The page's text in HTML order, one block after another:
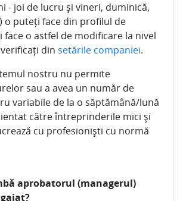
- joi de lucru și vineri, duminică,
o puteți face din profilul de
face o astfel de modificare la nivel
din setările companiei.
nostru nu permite
sau a avea un număr de
variabile de la o săptămână/lună
către întreprinderile mici și
cu profesioniști cu normă
aprobatorul (managerul)